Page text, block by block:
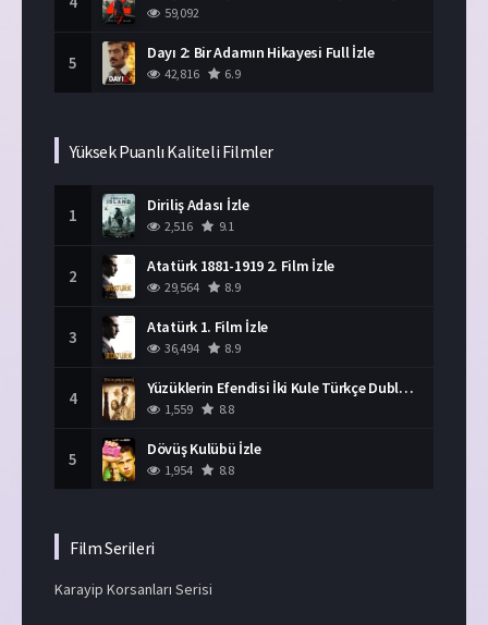
59,092
5 Dayı 2: Bir Adamın Hikayesi Full İzle
42,816 6.9
Yüksek Puanlı Kaliteli Filmler
1 Diriliş Adası İzle
2,516 9.1
2 Atatürk 1881-1919 2. Film İzle
29,564 8.9
3 Atatürk 1. Film İzle
36,494 8.9
4 Yüzüklerin Efendisi İki Kule Türkçe Dublaj İzle
1,559 8.8
5 Dövüş Kulübü İzle
1,954 8.8
Film Serileri
Karayip Korsanları Serisi